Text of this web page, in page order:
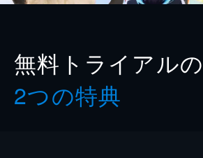
無料トライアルの
2つの特典